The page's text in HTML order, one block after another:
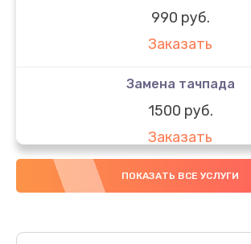
990 руб.
Заказать
Замена тачпада
1500 руб.
Заказать
Замена южного моста
Заказать
ПОКАЗАТЬ ВСЕ УСЛУГИ